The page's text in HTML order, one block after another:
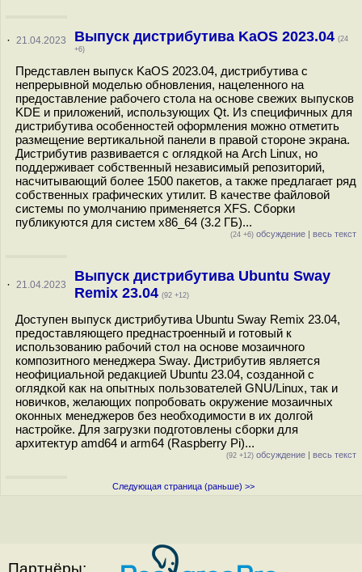
· 21.04.2023 Выпуск дистрибутива KaOS 2023.04 (24
+6)
Представлен выпуск KaOS 2023.04, дистрибутива с
непрерывной моделью обновления, нацеленного на
предоставление рабочего стола на основе свежих выпусков
KDE и приложений, использующих Qt. Из специфичных для
дистрибутива особенностей оформления можно отметить
размещение вертикальной панели в правой стороне экрана.
Дистрибутив развивается с оглядкой на Arch Linux, но
поддерживает собственный независимый репозиторий,
насчитывающий более 1500 пакетов, а также предлагает ряд
собственных графических утилит. В качестве файловой
системы по умолчанию применяется XFS. Сборки
публикуются для систем x86_64 (3.2 ГБ)...
(24 +6) обсуждение | весь текст
· 21.04.2023
Выпуск дистрибутива Ubuntu Sway
Remix 23.04 (92 +12)
Доступен выпуск дистрибутива Ubuntu Sway Remix 23.04,
предоставляющего преднастроенный и готовый к
использованию рабочий стол на основе мозаичного
композитного менеджера Sway. Дистрибутив является
неофициальной редакцией Ubuntu 23.04, созданной с
оглядкой как на опытных пользователей GNU/Linux, так и
новичков, желающих попробовать окружение мозаичных
оконных менеджеров без необходимости в их долгой
настройке. Для загрузки подготовлены сборки для
архитектур amd64 и arm64 (Raspberry Pi)...
(92 +12) обсуждение | весь текст
Следующая страница (раньше) >>
Партнёры: